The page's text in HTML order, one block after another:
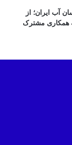
آب ایران؛ از
همکاری مشترک